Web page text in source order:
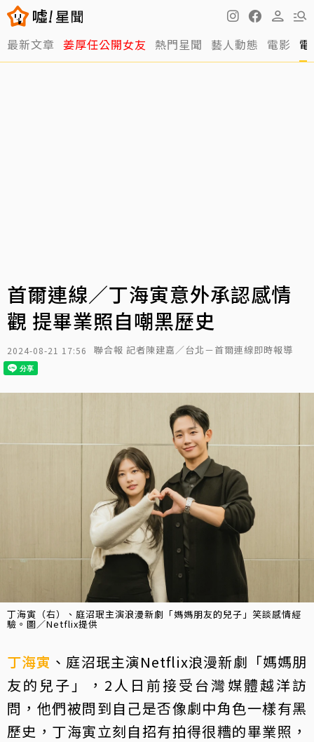
最新文章 姜厚任公開女友 熱門星聞 藝人動態 電影
首爾連線／丁海寅意外承認感情
觀 提畢業照自嘲黑歷史
2024-08-21 17:56 聯合報 記者陳建嘉／台北－首爾連線即時報導
丁海寅（右）、庭沼珉主演浪漫新劇「媽媽朋友的兒子」笑談感情經
驗。圖／Netflix提供
丁海寅 、庭沼珉主演Netflix浪漫新劇「媽媽朋
友的兒子」，2人日前接受台灣媒體越洋訪
問，他們被問到自己是否像劇中角色一樣有黑
歷史，丁海寅立刻自招有拍得很糟的畢業照，